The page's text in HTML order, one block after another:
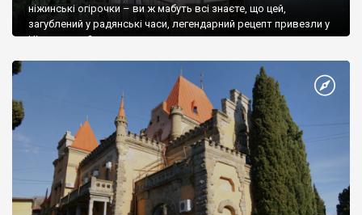
ніжинські огірочки – ви ж мабуть всі знаєте, що цей,
загублений у радянські часи, легендарний рецепт привезли у
Ніжин греки?